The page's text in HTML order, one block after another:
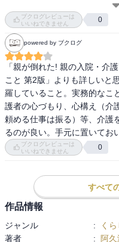
ホーム)
・通い(デイサービス、デイ
・訪問(訪問介護、訪問看護)
・宿泊(ショートステイ)
・介護者手帳
・介護される方の状況(相談
・介護者の状況(自分の状況
・介護のプレイヤー整理(家
→ジェノグラム
・家族のできること整理
→主介護者に担当を割り振
・1日、1週間のスケジュー
→自分が使える時間を整理
・日々の記録(要介護者の状
→介護の経費も管理(交通
→要介護者のできること・
ブクログレビューは
いいねできません
0
powered by ブクログ
「親が倒れた! 親の入院・介
こと 第2版」よりも詳しいと
羅していること。実務的なこ
護者の心づもり、心構え（介
頼める仕事は振る）等、介護
るのが良い。手元に置いてお
ブクログレビューは
いいねできません
0
すべて
作品情報
ジャンル : く
著者
:
阿